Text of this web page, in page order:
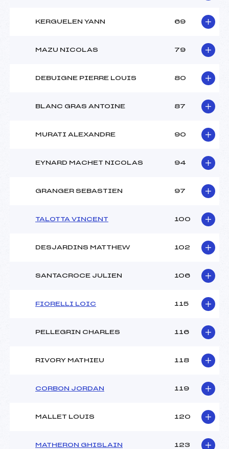
KERGUELEN YANN 69
MAZU NICOLAS 79
DEBUIGNE PIERRE LOUIS 80
BLANC GRAS ANTOINE 87
MURATI ALEXANDRE 90
EYNARD MACHET NICOLAS 94
GRANGER SEBASTIEN 97
TALOTTA VINCENT 100
DESJARDINS MATTHEW 102
SANTACROCE JULIEN 106
FIORELLI LOIC 115
PELLEGRIN CHARLES 116
RIVORY MATHIEU 118
CORBON JORDAN 119
MALLET LOUIS 120
MATHERON GHISLAIN 123